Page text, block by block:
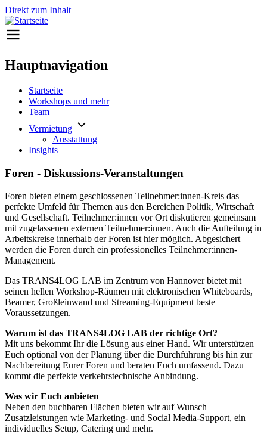
Direkt zum Inhalt
Hauptnavigation
Startseite
Workshops und mehr
Team
Vermietung
Ausstattung
Insights
Foren - Diskussions-Veranstaltungen
Foren bieten einem geschlossenen Teilnehmer:innen-Kreis das
perfekte Umfeld für Themen aus den Bereichen Politik, Wirtschaft
und Gesellschaft. Teilnehmer:innen vor Ort diskutieren gemeinsam
mit zugelassenen externen Teilnehmer:innen. Auch die Aufteilung in
Arbeitskreise innerhalb der Foren ist hier möglich. Abgesichert
werden die Foren durch ein professionelles Teilnehmer:innen-
Management.
Das TRANS4LOG LAB im Zentrum von Hannover bietet mit
seinen hellen Workshop-Räumen mit elektronischen Whiteboards,
Beamer, Großleinwand und Streaming-Equipment beste
Voraussetzungen.
Warum ist das TRANS4LOG LAB der richtige Ort?
Mit uns bekommt Ihr die Lösung aus einer Hand. Wir unterstützen
Euch optional von der Planung über die Durchführung bis hin zur
Nachbereitung Eurer Foren und beraten Euch umfassend. Dazu
kommt die perfekte verkehrstechnische Anbindung.
Was wir Euch anbieten
Neben den buchbaren Flächen bieten wir auf Wunsch
Zusatzleistungen wie Marketing- und Social Media-Support, ein
individuelles Setup, Catering und mehr.